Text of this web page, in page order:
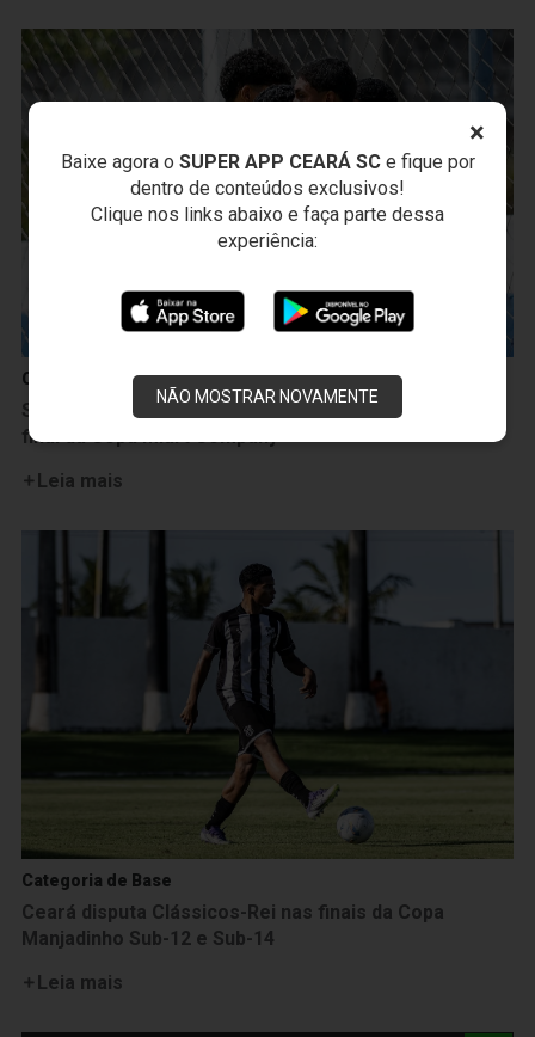
×
Baixe agora o SUPER APP CEARÁ SCe fique por
dentro de conteúdos exclusivos!
Clique nos links abaixo e faça parte dessa
experiência:
NÃO MOSTRAR NOVAMENTE
Categoria de Base
Sub-20: Ceará elimina o Floresta na semifinal e vai à
final da Copa Miart Company
Leia mais
Categoria de Base
Ceará disputa Clássicos-Rei nas finais da Copa
Manjadinho Sub-12 e Sub-14
Leia mais